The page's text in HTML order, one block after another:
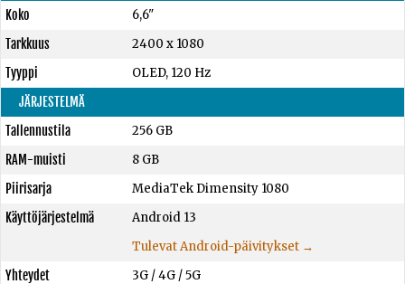
Koko
6,6"
Tarkkuus
2400 x 1080
Tyyppi
OLED, 120 Hz
JÄRJESTELMÄ
Tallennustila
256 GB
RAM-muisti
8 GB
Piirisarja
MediaTek Dimensity 1080
Käyttöjärjestelmä
Android 13
Tulevat Android-päivitykset →
Yhteydet
3G / 4G / 5G